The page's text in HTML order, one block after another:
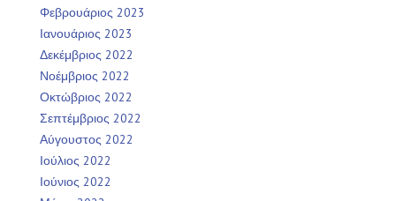
Φεβρουάριος 2023
Ιανουάριος 2023
Δεκέμβριος 2022
Νοέμβριος 2022
Οκτώβριος 2022
Σεπτέμβριος 2022
Αύγουστος 2022
Ιούλιος 2022
Ιούνιος 2022